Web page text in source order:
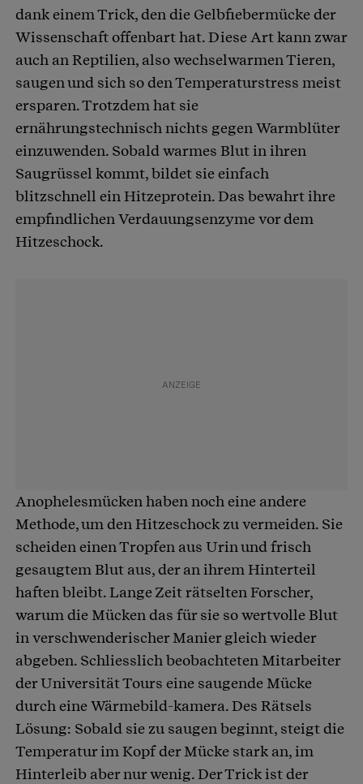
dank einem Trick, den die Gelbfiebermücke der
Wissenschaft offenbart hat. Diese Art kann zwar
auch an Reptilien, also wechselwarmen Tieren,
saugen und sich so den Temperaturstress meist
ersparen. Trotzdem hat sie
ernährungstechnisch nichts gegen Warmblüter
einzuwenden. Sobald warmes Blut in ihren
Saugrüssel kommt, bildet sie einfach
blitzschnell ein Hitzeprotein. Das bewahrt ihre
empfindlichen Verdauungsenzyme vor dem
Hitzeschock.
Anophelesmücken haben noch eine andere
Methode, um den Hitzeschock zu vermeiden. Sie
scheiden einen Tropfen aus Urin und frisch
gesaugtem Blut aus, der an ihrem Hinterteil
haften bleibt. Lange Zeit rätselten Forscher,
warum die Mücken das für sie so wertvolle Blut
in verschwenderischer Manier gleich wieder
abgeben. Schliesslich beobachteten Mitarbeiter
der Universität Tours eine saugende Mücke
durch eine Wärmebild-kamera. Des Rätsels
Lösung: Sobald sie zu saugen beginnt, steigt die
Temperatur im Kopf der Mücke stark an, im
Hinterleib aber nur wenig. Der Trick ist der